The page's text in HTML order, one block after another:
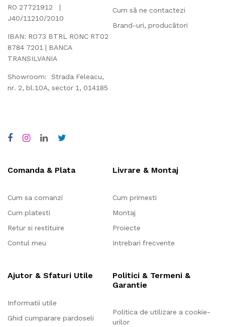
RO 27721912 |
J40/11210/2010
IBAN: RO73 BTRL RONC RT02
8784 7201 | BANCA
TRANSILVANIA
Showroom: Strada Feleacu,
nr. 2, bl.10A, sector 1, 014185
Cum să ne contactezi
Brand-uri, producători
Comanda & Plata
Cum sa comanzi
Cum platesti
Retur si restituire
Contul meu
Livrare & Montaj
Cum primesti
Montaj
Proiecte
Intrebari frecvente
Ajutor & Sfaturi Utile
Informatii utile
Ghid cumparare pardoseli
Politici & Termeni &
Garantie
Politica de utilizare a cookie-
urilor